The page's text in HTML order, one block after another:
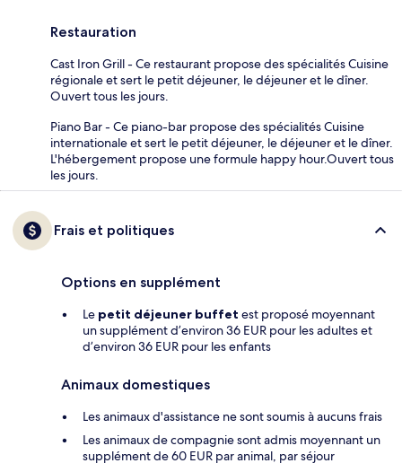
Restauration
Cast Iron Grill - Ce restaurant propose des spécialités Cuisine
régionale et sert le petit déjeuner, le déjeuner et le dîner.
Ouvert tous les jours.
Piano Bar - Ce piano-bar propose des spécialités Cuisine
internationale et sert le petit déjeuner, le déjeuner et le dîner.
L'hébergement propose une formule happy hour.Ouvert tous
les jours.
Frais et politiques
Options en supplément
Le petit déjeuner buffet est proposé moyennant
un supplément d’environ 36 EUR pour les adultes et
d’environ 36 EUR pour les enfants
Animaux domestiques
Les animaux d'assistance ne sont soumis à aucuns frais
Les animaux de compagnie sont admis moyennant un
supplément de 60 EUR par animal, par séjour